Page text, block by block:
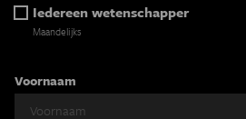
Iedereen wetenschapper
Maandelijks
Voornaam